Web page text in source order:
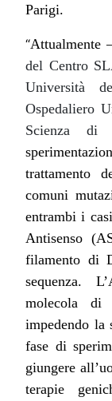
Parigi.
“Attualmente
del Centro
Università
Ospedaliero
Scienza
trattamento
comuni
entrambi i
Antisenso
filamento di
sequenza.
molecola di
impedendo la
fase di
giungere
terapie